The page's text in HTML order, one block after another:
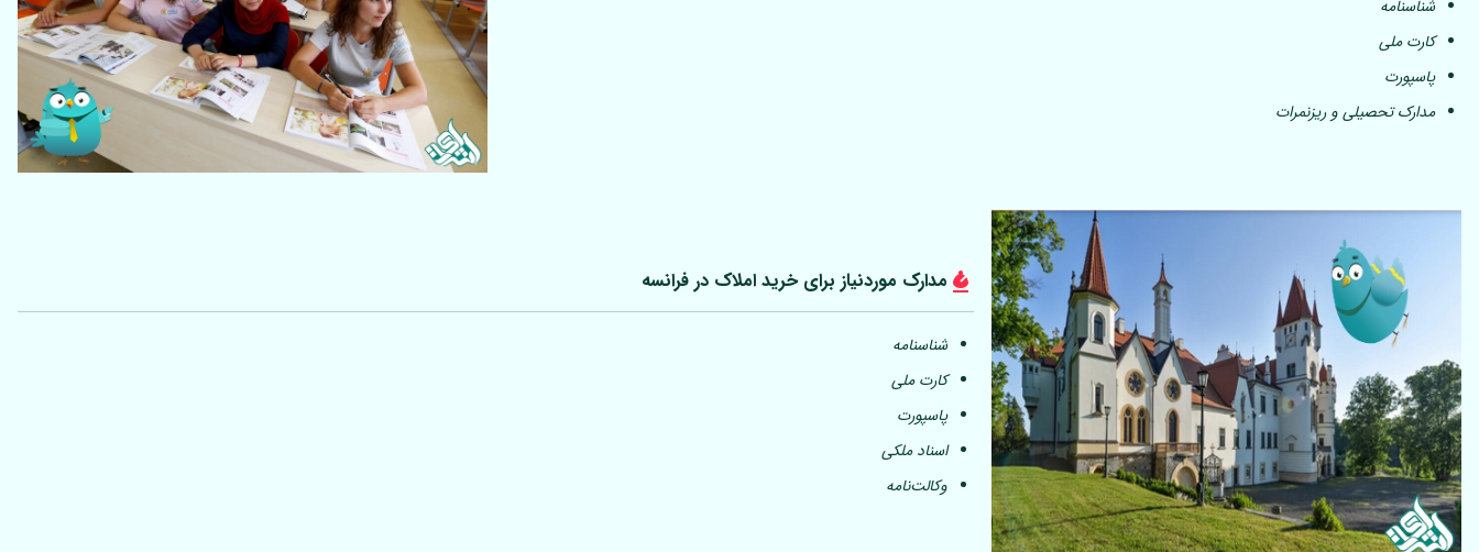
شناسنامه
کارت ملی
پاسپورت
مدارک تحصیلی و ریزنمرات
مدارک موردنیاز برای خرید املاک در فرانسه
شناسنامه
کارت ملی
پاسپورت
اسناد ملکی
وکالت‌نامه